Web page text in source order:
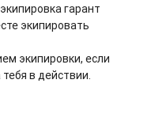
гарант
экипировать
экипировки, если
в действии.